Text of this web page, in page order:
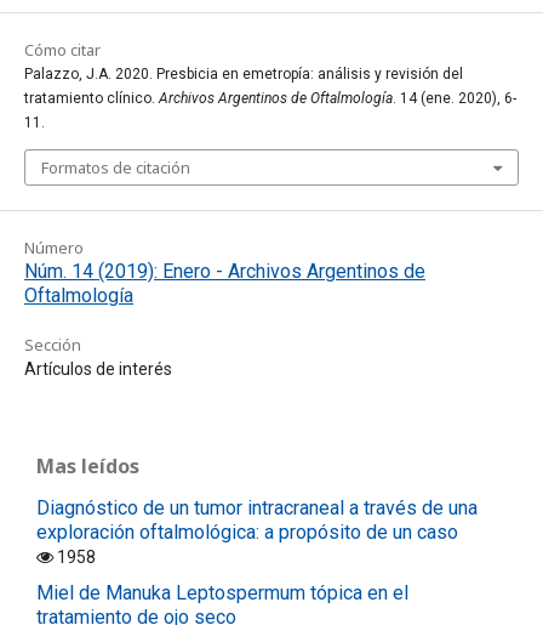
Cómo citar
Palazzo, J.A. 2020. Presbicia en emetropía: análisis y revisión del
tratamiento clínico.Archivos Argentinos de Oftalmología. 14 (ene. 2020), 6-
11.
Formatos de citación
Número
Núm. 14 (2019): Enero - Archivos Argentinos de
Oftalmología
Sección
Artículos de interés
Mas leídos
Diagnóstico de un tumor intracraneal a través de una
exploración oftalmológica: a propósito de un caso
1958
Miel de Manuka Leptospermum tópica en el
tratamiento de ojo seco